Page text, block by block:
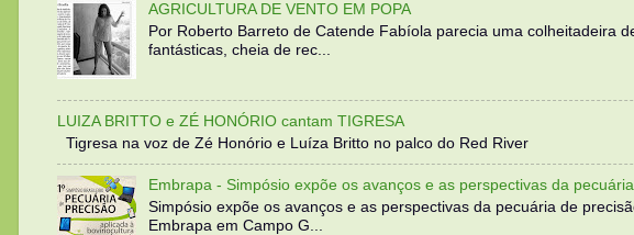
AGRICULTURA DE VENTO EM POPA
Por Roberto Barreto de Catende Fabíola parecia uma colheitadeira
fantásticas, cheia de rec...
LUIZA BRITTO e ZÉ HONÓRIO cantam TIGRESA
Tigresa na voz de Zé Honório e Luíza Britto no palco do Red River
Embrapa - Simpósio expõe os avanços e as perspectivas da
Simpósio expõe os avanços e as perspectivas da pecuária de
Embrapa em Campo G...